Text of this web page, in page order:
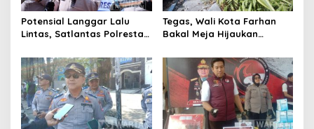
Potensial Langgar Lalu
Lintas, Satlantas Polresta
Motor Berknalpot Brong
Tegas, Wali Kota Farhan
Bakal Meja Hijaukan
Riau